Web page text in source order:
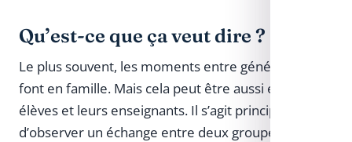
Qu’est-ce que ça veut dire ?
Le plus souvent, les moments entre générations se
font en famille. Mais cela peut être aussi entre les
élèves et leurs enseignants. Il s’agit principalement
d’observer un échange entre deux groupes de